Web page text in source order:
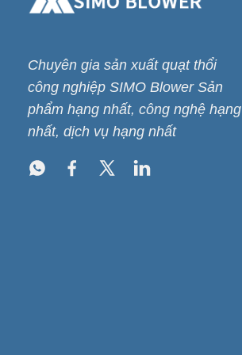
Chuyên gia sản xuất quạt thổi
công nghiệp SIMO Blower Sản
phẩm hạng nhất, công nghệ hạng
nhất, dịch vụ hạng nhất